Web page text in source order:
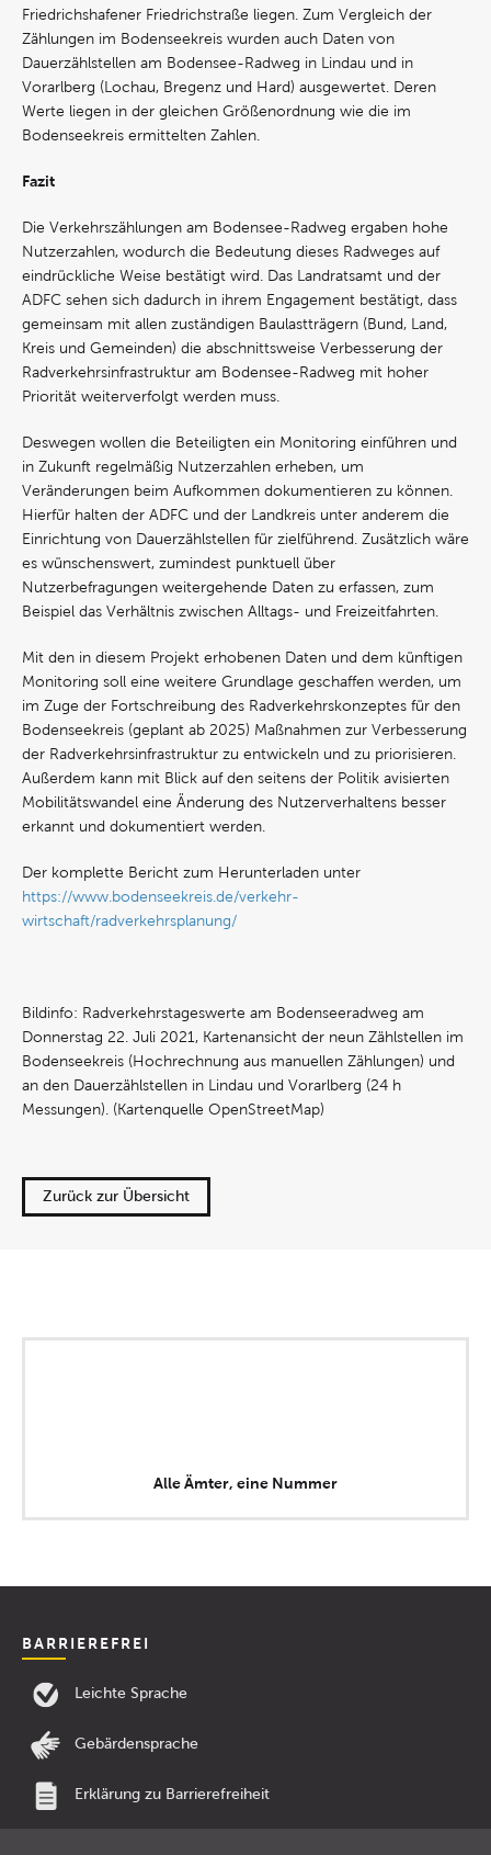
Friedrichshafener Friedrichstraße liegen. Zum Vergleich der
Zählungen im Bodenseekreis wurden auch Daten von
Dauerzählstellen am Bodensee-Radweg in Lindau und in
Vorarlberg (Lochau, Bregenz und Hard) ausgewertet. Deren
Werte liegen in der gleichen Größenordnung wie die im
Bodenseekreis ermittelten Zahlen.
Fazit
Die Verkehrszählungen am Bodensee-Radweg ergaben hohe
Nutzerzahlen, wodurch die Bedeutung dieses Radweges auf
eindrückliche Weise bestätigt wird. Das Landratsamt und der
ADFC sehen sich dadurch in ihrem Engagement bestätigt, dass
gemeinsam mit allen zuständigen Baulastträgern (Bund, Land,
Kreis und Gemeinden) die abschnittsweise Verbesserung der
Radverkehrsinfrastruktur am Bodensee-Radweg mit hoher
Priorität weiterverfolgt werden muss.
Deswegen wollen die Beteiligten ein Monitoring einführen und
in Zukunft regelmäßig Nutzerzahlen erheben, um
Veränderungen beim Aufkommen dokumentieren zu können.
Hierfür halten der ADFC und der Landkreis unter anderem die
Einrichtung von Dauerzählstellen für zielführend. Zusätzlich wäre
es wünschenswert, zumindest punktuell über
Nutzerbefragungen weitergehende Daten zu erfassen, zum
Beispiel das Verhältnis zwischen Alltags- und Freizeitfahrten.
Mit den in diesem Projekt erhobenen Daten und dem künftigen
Monitoring soll eine weitere Grundlage geschaffen werden, um
im Zuge der Fortschreibung des Radverkehrskonzeptes für den
Bodenseekreis (geplant ab 2025) Maßnahmen zur Verbesserung
der Radverkehrsinfrastruktur zu entwickeln und zu priorisieren.
Außerdem kann mit Blick auf den seitens der Politik avisierten
Mobilitätswandel eine Änderung des Nutzerverhaltens besser
erkannt und dokumentiert werden.
Der komplette Bericht zum Herunterladen unter
https://www.bodenseekreis.de/verkehr-
wirtschaft/radverkehrsplanung/
Bildinfo: Radverkehrstageswerte am Bodenseeradweg am
Donnerstag 22. Juli 2021, Kartenansicht der neun Zählstellen im
Bodenseekreis (Hochrechnung aus manuellen Zählungen) und
an den Dauerzählstellen in Lindau und Vorarlberg (24 h
Messungen). (Kartenquelle OpenStreetMap)
Zurück zur Übersicht
Alle Ämter, eine Nummer
BARRIEREFREI
Leichte Sprache
Gebärdensprache
Erklärung zu Barrierefreiheit